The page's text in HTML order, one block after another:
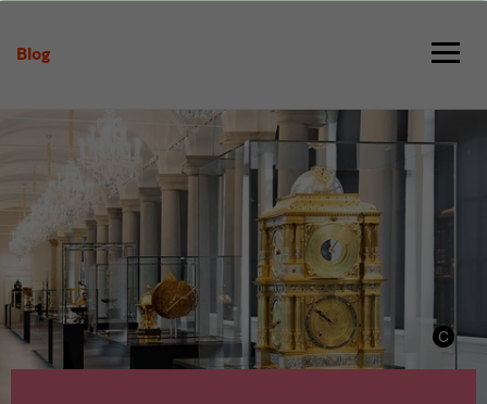
Blog
Uhr
kann
alles
und
wir
wollen
es
zeigen!